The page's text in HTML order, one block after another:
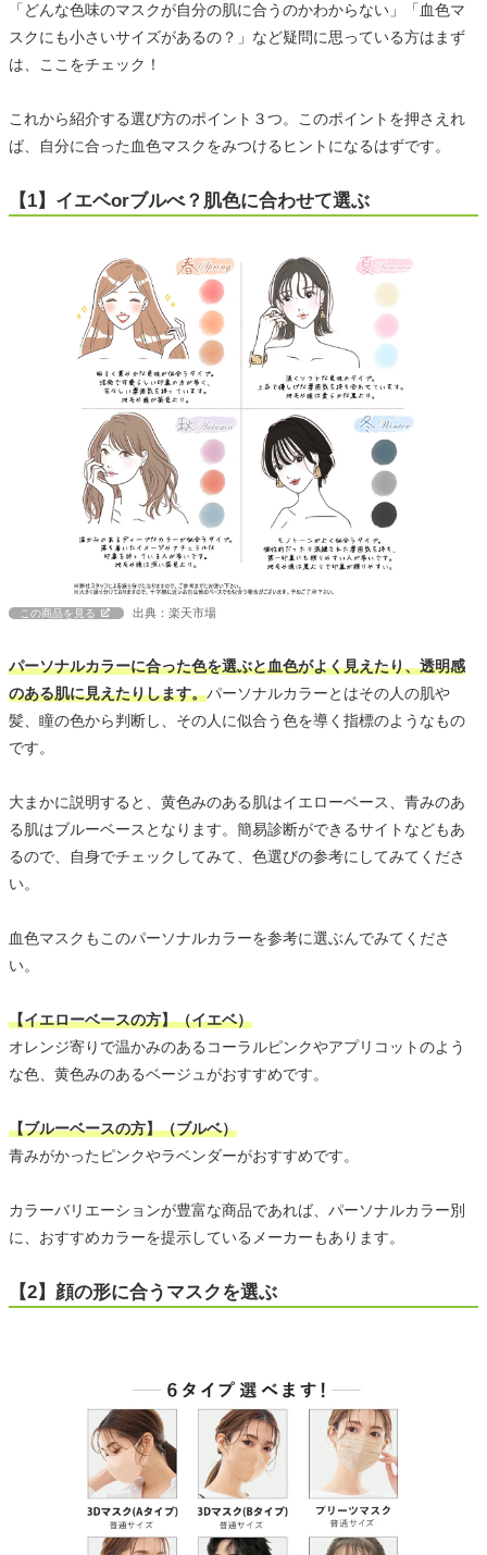
「どんな色味のマスクが自分の肌に合うのかわからない」「血色マ
スクにも小さいサイズがあるの？」など疑問に思っている方はまず
は、ここをチェック！
これから紹介する選び方のポイント３つ。このポイントを押さえれ
ば、自分に合った血色マスクをみつけるヒントになるはずです。
【1】イエベorブルべ？肌色に合わせて選ぶ
この商品を見る 出典：楽天市場
パーソナルカラーに合った色を選ぶと血色がよく見えたり、透明感
のある肌に見えたりします。パーソナルカラーとはその人の肌や
髪、瞳の色から判断し、その人に似合う色を導く指標のようなもの
です。
大まかに説明すると、黄色みのある肌はイエローベース、青みのあ
る肌はブルーベースとなります。簡易診断ができるサイトなどもあ
るので、自身でチェックしてみて、色選びの参考にしてみてくださ
い。
血色マスクもこのパーソナルカラーを参考に選ぶんでみてくださ
い。
【イエローベースの方】（イエベ）
オレンジ寄りで温かみのあるコーラルピンクやアプリコットのよう
な色、黄色みのあるベージュがおすすめです。
【ブルーベースの方】（ブルベ）
青みがかったピンクやラベンダーがおすすめです。
カラーバリエーションが豊富な商品であれば、パーソナルカラー別
に、おすすめカラーを提示しているメーカーもあります。
【2】顔の形に合うマスクを選ぶ